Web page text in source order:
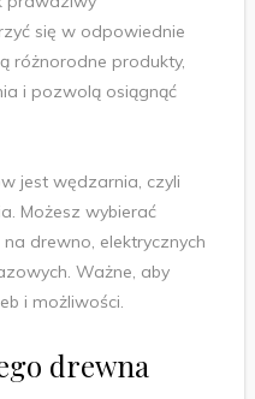
się w odpowiednie
różnorodne produkty,
i pozwolą osiągnąć
jest wędzarnia, czyli
Możesz wybierać
drewno, elektrycznych
Ważne, aby
i możliwości.
drewna